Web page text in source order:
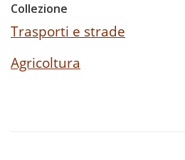
Collezione
Trasporti e strade
Agricoltura